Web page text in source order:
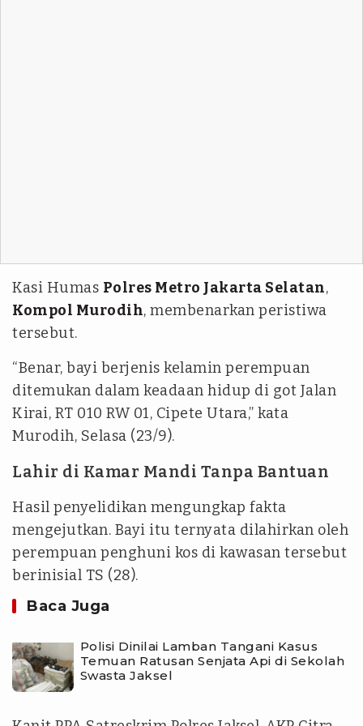
Kasi Humas Polres Metro Jakarta Selatan,
Kompol Murodih, membenarkan peristiwa
tersebut.
“Benar, bayi berjenis kelamin perempuan
ditemukan dalam keadaan hidup di got Jalan
Kirai, RT 010 RW 01, Cipete Utara,” kata
Murodih, Selasa (23/9).
Lahir di Kamar Mandi Tanpa Bantuan
Hasil penyelidikan mengungkap fakta
mengejutkan. Bayi itu ternyata dilahirkan oleh
perempuan penghuni kos di kawasan tersebut
berinisial TS (28).
Baca Juga
Polisi Dinilai Lamban Tangani Kasus
Temuan Ratusan Senjata Api di Sekolah
Swasta Jaksel